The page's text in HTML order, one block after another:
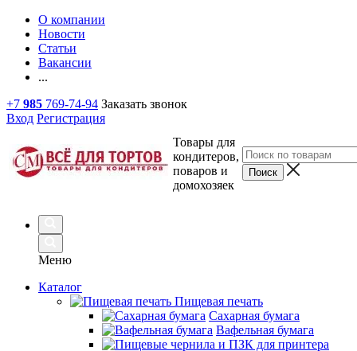
О компании
Новости
Статьи
Вакансии
...
+7 985 769-74-94 Заказать звонок
Вход Регистрация
Товары для
кондитеров,
поваров и
домохозяек
Меню
Каталог
Пищевая печать
Сахарная бумага
Вафельная бумага